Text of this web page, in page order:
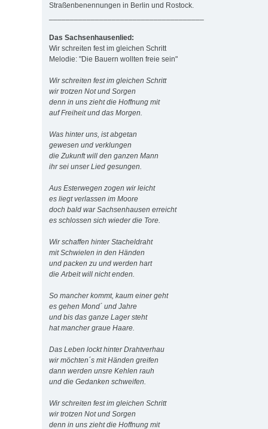
Straßenbenennungen in Berlin und Rostock.
Das Sachsenhausenlied:
Wir schreiten fest im gleichen Schritt
Melodie: "Die Bauern wollten freie sein"
Wir schreiten fest im gleichen Schritt
wir trotzen Not und Sorgen
denn in uns zieht die Hoffnung mit
auf Freiheit und das Morgen.
Was hinter uns, ist abgetan
gewesen und verklungen
die Zukunft will den ganzen Mann
ihr sei unser Lied gesungen.
Aus Esterwegen zogen wir leicht
es liegt verlassen im Moore
doch bald war Sachsenhausen erreicht
es schlossen sich wieder die Tore.
Wir schaffen hinter Stacheldraht
mit Schwielen in den Händen
und packen zu und werden hart
die Arbeit will nicht enden.
So mancher kommt, kaum einer geht
es gehen Mond´ und Jahre
und bis das ganze Lager steht
hat mancher graue Haare.
Das Leben lockt hinter Drahtverhau
wir möchten´s mit Händen greifen
dann werden unsre Kehlen rauh
und die Gedanken schweifen.
Wir schreiten fest im gleichen Schritt
wir trotzen Not und Sorgen
denn in uns zieht die Hoffnung mit